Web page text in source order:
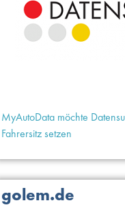
MyAutoData möchte
Fahrersitz setzen
golem.de